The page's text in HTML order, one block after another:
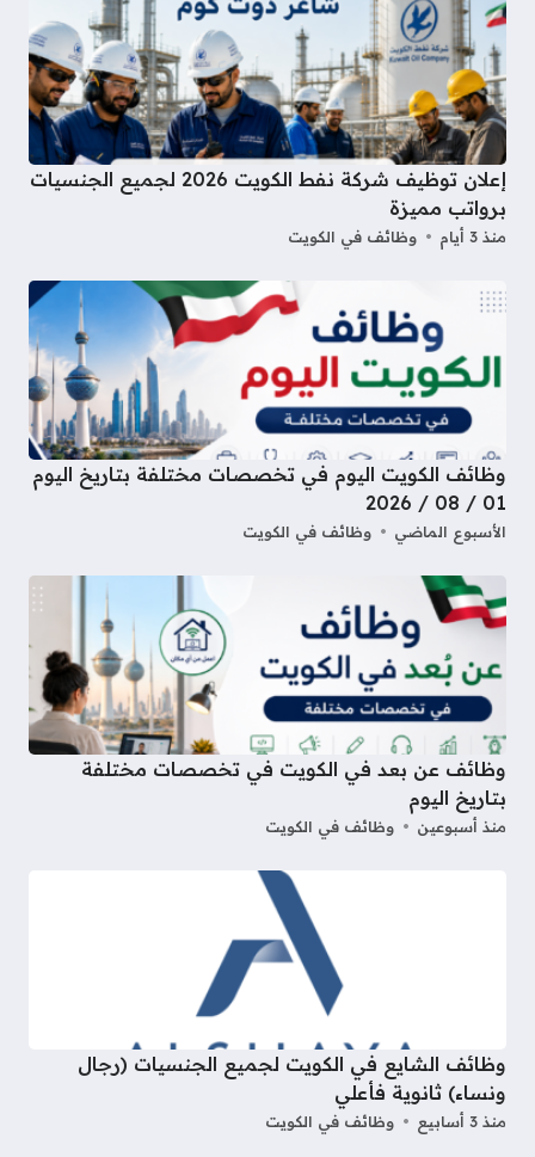
إعلان توظيف شركة نفط الكويت 2026 لجميع الجنسيات
برواتب مميزة
منذ 3 أيام وظائف في الكويت
وظائف الكويت اليوم في تخصصات مختلفة بتاريخ اليوم
01 / 08 / 2026
الأسبوع الماضي وظائف في الكويت
وظائف عن بعد في الكويت في تخصصات مختلفة
بتاريخ اليوم
منذ أسبوعين وظائف في الكويت
وظائف الشايع في الكويت لجميع الجنسيات (رجال
ونساء) ثانوية فأعلي
منذ 3 أسابيع وظائف في الكويت